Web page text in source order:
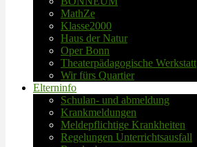
MathZe
Klasse2000
Haus der Natur
Oper Bonn
Theaterpädagogische Werkstatt
Wir fürs Quartier
Elterninfo
Schulan- und abmeldung
Krankmeldungen
Meldepflichtige Krankheiten
Regelungen Unterrichtsausfall